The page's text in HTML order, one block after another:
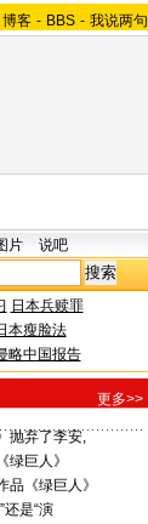
博客 - BBS - 我说两句
片 说吧
日本兵赎罪
本瘦脸法
略中国报告
更多>>
抛弃了李安,
绿巨人》
品《绿巨人》
还是“演